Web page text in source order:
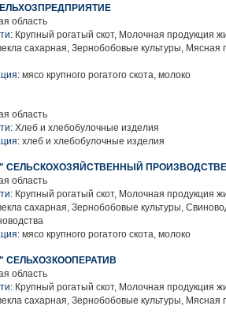
область
Крупный рогатый скот, Молочная продукция
сахарная, Зернобобовые культуры, Мясная
мясо крупного рогатого скота, молоко
область
Хлеб и хлебобулочные изделия
хлеб и хлебобулочные изделия
СЕЛЬСКОХОЗЯЙСТВЕННЫЙ
область
Крупный рогатый скот, Молочная продукция
сахарная, Зернобобовые культуры,
мясо крупного рогатого скота, молоко
СЕЛЬХОЗКООПЕРАТИВ
область
Крупный рогатый скот, Молочная продукция
сахарная, Зернобобовые культуры, Мясная